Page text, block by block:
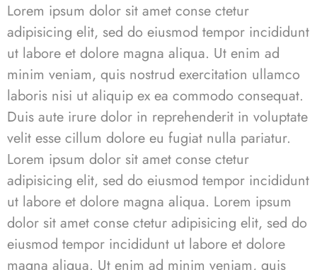
Lorem ipsum dolor sit amet conse ctetur
adipisicing elit, sed do eiusmod tempor incididunt
ut labore et dolore magna aliqua. Ut enim ad
minim veniam, quis nostrud exercitation ullamco
laboris nisi ut aliquip ex ea commodo consequat.
Duis aute irure dolor in reprehenderit in voluptate
velit esse cillum dolore eu fugiat nulla pariatur.
Lorem ipsum dolor sit amet conse ctetur
adipisicing elit, sed do eiusmod tempor incididunt
ut labore et dolore magna aliqua. Lorem ipsum
dolor sit amet conse ctetur adipisicing elit, sed do
eiusmod tempor incididunt ut labore et dolore
magna aliqua. Ut enim ad minim veniam, quis